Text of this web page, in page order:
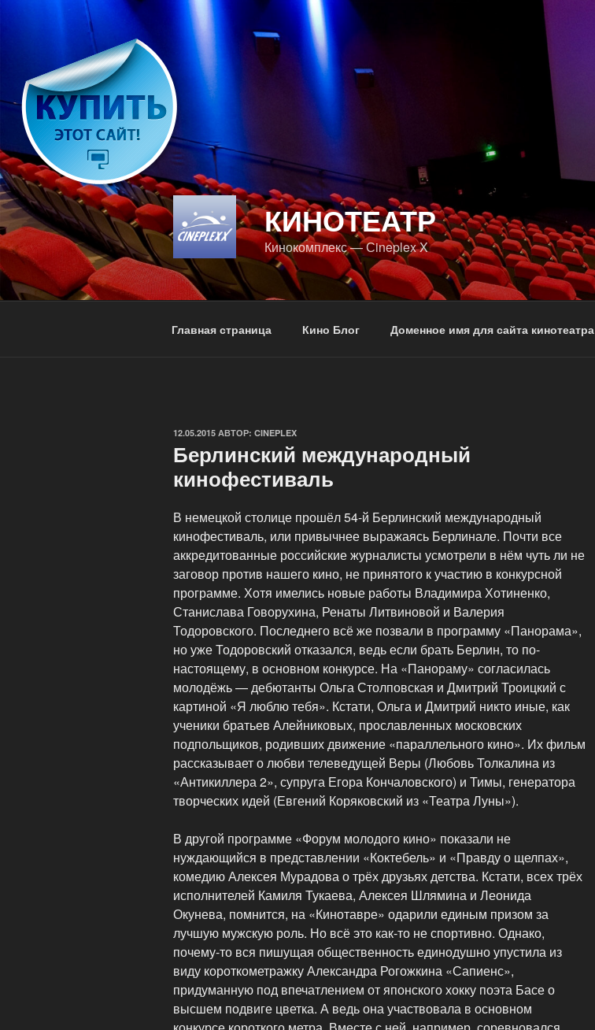
Перейти
КИНОТЕАТР
Кинокомплекс — Сineplex X
Главная страница Кино Блог Доменное имя для сайта кинотеатра
ОПУБЛИКОВАНО
12.05.2015 АВТОР: CINEPLEX
Берлинский международный
кинофестиваль
В немецкой столице прошёл 54-й Берлинский международный
кинофестиваль, или привычнее выражаясь Берлинале. Почти все
аккредитованные российские журналисты усмотрели в нём чуть ли не
заговор против нашего кино, не принятого к участию в конкурсной
программе. Хотя имелись новые работы Владимира Хотиненко,
Станислава Говорухина, Ренаты Литвиновой и Валерия
Тодоровского. Последнего всё же позвали в программу «Панорама»,
но уже Тодоровский отказался, ведь если брать Берлин, то по-
настоящему, в основном конкурсе. На «Панораму» согласилась
молодёжь — дебютанты Ольга Столповская и Дмитрий Троицкий с
картиной «Я люблю тебя». Кстати, Ольга и Дмитрий никто иные, как
ученики братьев Алейниковых, прославленных московских
подпольщиков, родивших движение «параллельного кино». Их фильм
рассказывает о любви телеведущей Веры (Любовь Толкалина из
«Антикиллера 2», супруга Егора Кончаловского) и Тимы, генератора
творческих идей (Евгений Коряковский из «Театра Луны»).
В другой программе «Форум молодого кино» показали не
нуждающийся в представлении «Коктебель» и «Правду о щелпах»,
комедию Алексея Мурадова о трёх друзьях детства. Кстати, всех трёх
исполнителей Камиля Тукаева, Алексея Шлямина и Леонида
Окунева, помнится, на «Кинотавре» одарили единым призом за
лучшую мужскую роль. Но всё это как-то не спортивно. Однако,
почему-то вся пишущая общественность единодушно упустила из
виду короткометражку Александра Рогожкина «Сапиенс»,
придуманную под впечатлением от японского хокку поэта Басе о
высшем подвиге цветка. А ведь она участвовала в основном